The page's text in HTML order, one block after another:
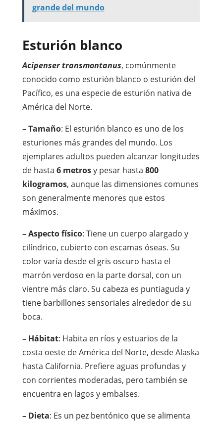
grande del mundo
Esturión blanco
Acipenser transmontanus, comúnmente
conocido como esturión blanco o esturión del
Pacífico, es una especie de esturión nativa de
América del Norte.
– Tamaño: El esturión blanco es uno de los
esturiones más grandes del mundo. Los
ejemplares adultos pueden alcanzar longitudes
de hasta 6 metrosy pesar hasta 800
kilogramos, aunque las dimensiones comunes
son generalmente menores que estos
máximos.
– Aspecto físico: Tiene un cuerpo alargado y
cilíndrico, cubierto con escamas óseas. Su
color varía desde el gris oscuro hasta el
marrón verdoso en la parte dorsal, con un
vientre más claro. Su cabeza es puntiaguda y
tiene barbillones sensoriales alrededor de su
boca.
– Hábitat: Habita en ríos y estuarios de la
costa oeste de América del Norte, desde Alaska
hasta California. Prefiere aguas profundas y
con corrientes moderadas, pero también se
encuentra en lagos y embalses.
– Dieta: Es un pez bentónico que se alimenta